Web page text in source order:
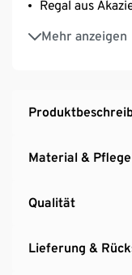
Regal aus
Mehr anzeigen
Mit festen
Aufbewahrung
Material & Pflege
Qualität
Lieferung &